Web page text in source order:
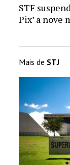
STF
Pix’ a nove
Mais de STJ